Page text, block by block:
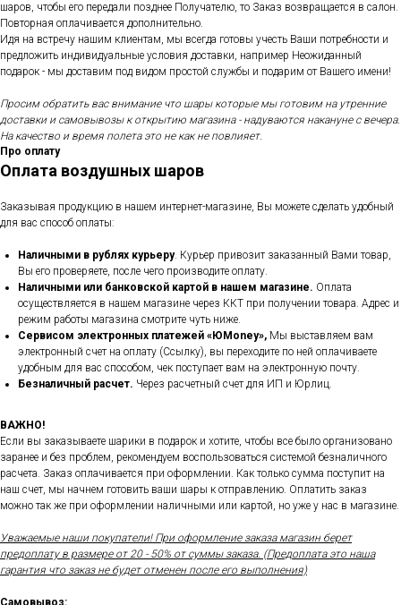
шаров, чтобы его передали позднее Получателю, то Заказ возвращается в салон.
Повторная оплачивается дополнительно.
Идя на встречу нашим клиентам, мы всегда готовы учесть Ваши потребности и
предложить индивидуальные условия доставки, например Неожиданный
подарок - мы доставим под видом простой службы и подарим от Вашего имени!
Просим обратить вас внимание что шары которые мы готовим на утренние
доставки и самовывозы к открытию магазина - надуваются накануне с вечера.
На качество и время полета это не как не повлияет.
Про оплату
Оплата воздушных шаров
Заказывая продукцию в нашем интернет-магазине, Вы можете сделать удобный
для вас способ оплаты:
Наличными в рублях курьеру. Курьер привозит заказанный Вами товар,
Вы его проверяете, после чего производите оплату.
Наличными или банковской картой в нашем магазине. Оплата
осуществляется в нашем магазине через ККТ при получении товара. Адрес и
режим работы магазина смотрите чуть ниже.
Сервисом электронных платежей «ЮMoney», Мы выставляем вам
электронный счет на оплату (Ссылку), вы переходите по ней оплачиваете
удобным для вас способом, чек поступает вам на электронную почту.
Безналичный расчет. Через расчетный счет для ИП и Юрлиц.
ВАЖНО!
Если вы заказываете шарики в подарок и хотите, чтобы все было организовано
заранее и без проблем, рекомендуем воспользоваться системой безналичного
расчета. Заказ оплачивается при оформлении. Как только сумма поступит на
наш счет, мы начнем готовить ваши шары к отправлению. Оплатить заказ
можно так же при оформлении наличными или картой, но уже у нас в магазине.
Уважаемые наши покупатели! При оформление заказа магазин берет
предоплату в размере от 20 - 50% от суммы заказа. (Предоплата это наша
гарантия что заказ не будет отменен после его выполнения)